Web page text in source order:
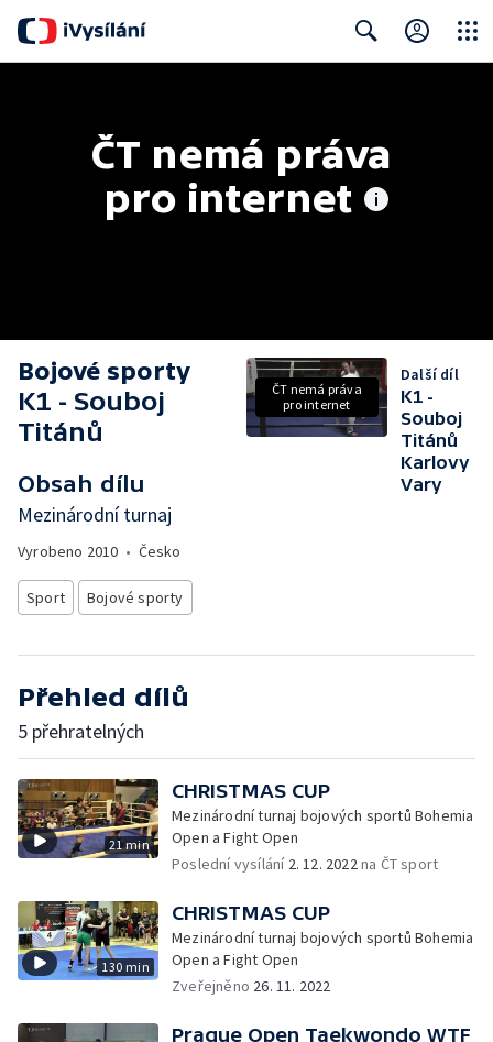
ČT nemá práva
pro internet
Bojové sporty
K1 - Souboj
Titánů
Obsah dílu
Mezinárodní turnaj
Vyrobeno 2010 • Česko
Sport Bojové sporty
ČT nemá práva
pro internet
Další díl
K1 -
Souboj
Titánů
Karlovy
Vary
Přehled dílů
5 přehratelných
21 min
CHRISTMAS CUP
Mezinárodní turnaj bojových sportů Bohemia
Open a Fight Open
Poslední vysílání 2. 12. 2022na ČT sport
130 min
CHRISTMAS CUP
Mezinárodní turnaj bojových sportů Bohemia
Open a Fight Open
Zveřejněno 26. 11. 2022
Prague Open Taekwondo WTF